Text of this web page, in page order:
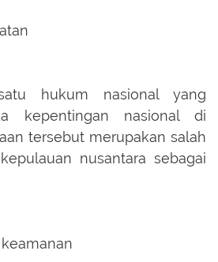
hukum nasional yang
kepentingan nasional di
tersebut merupakan salah
nusantara sebagai